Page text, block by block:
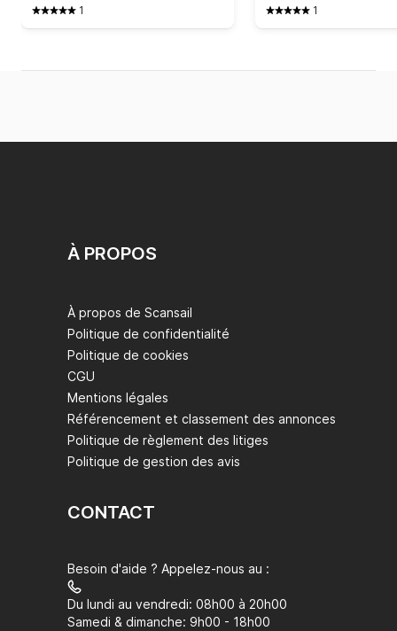
1 1
À PROPOS
À propos de Scansail
Politique de confidentialité
Politique de cookies
CGU
Mentions légales
Référencement et classement des annonces
Politique de règlement des litiges
Politique de gestion des avis
CONTACT
Besoin d'aide ? Appelez-nous au :
Du lundi au vendredi: 08h00 à 20h00
Samedi & dimanche: 9h00 - 18h00